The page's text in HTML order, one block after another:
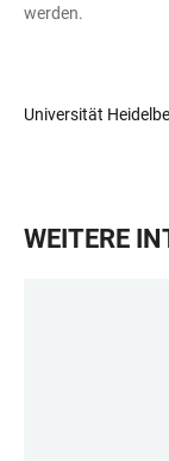
werden.
Universität
WEITERE